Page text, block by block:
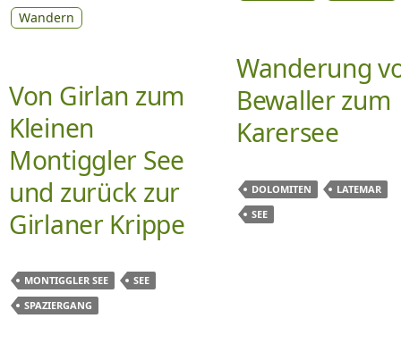
Wandern
Von Girlan zum
Kleinen
Montiggler See
und zurück zur
Girlaner Krippe
MONTIGGLER SEE
SEE
SPAZIERGANG
Wanderung
Bewaller zum
Karersee
DOLOMITEN
LATEMAR
SEE